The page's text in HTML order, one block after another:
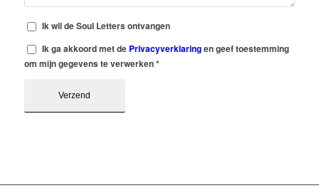
Ik wil de Soul Letters ontvangen
Ik ga akkoord met de Privacyverklaringen geef toestemming
om mijn gegevens te verwerken*